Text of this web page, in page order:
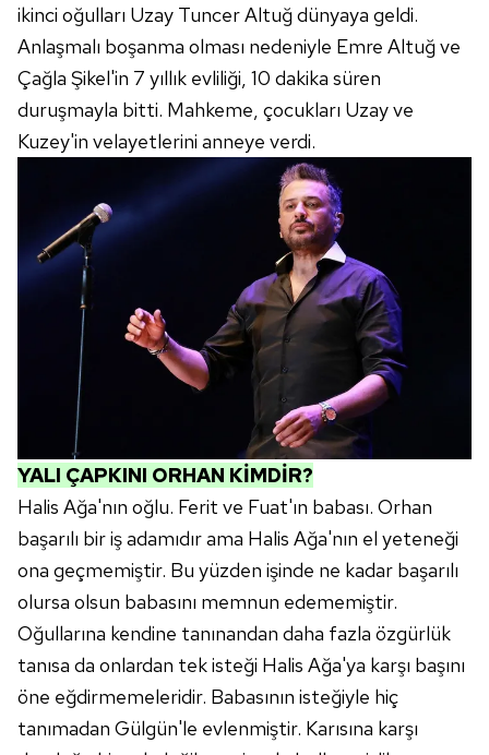
ikinci oğulları Uzay Tuncer Altuğ dünyaya geldi.
Anlaşmalı boşanma olması nedeniyle Emre Altuğ ve
Çağla Şikel'in 7 yıllık evliliği, 10 dakika süren
duruşmayla bitti. Mahkeme, çocukları Uzay ve
Kuzey'in velayetlerini anneye verdi.
YALI ÇAPKINI ORHAN KİMDİR?
Halis Ağa'nın oğlu. Ferit ve Fuat'ın babası. Orhan
başarılı bir iş adamıdır ama Halis Ağa'nın el yeteneği
ona geçmemiştir. Bu yüzden işinde ne kadar başarılı
olursa olsun babasını memnun edememiştir.
Oğullarına kendine tanınandan daha fazla özgürlük
tanısa da onlardan tek isteği Halis Ağa'ya karşı başını
öne eğdirmemeleridir. Babasının isteğiyle hiç
tanımadan Gülgün'le evlenmiştir. Karısına karşı